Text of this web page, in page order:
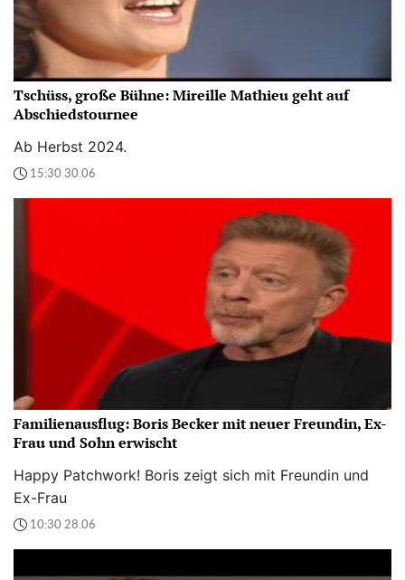
Tschüss, große Bühne: Mireille Mathieu geht auf
Abschiedstournee
Ab Herbst 2024.
15:30 30.06
Familienausflug: Boris Becker mit neuer Freundin, Ex-
Frau und Sohn erwischt
Happy Patchwork! Boris zeigt sich mit Freundin und
Ex-Frau
10:30 28.06